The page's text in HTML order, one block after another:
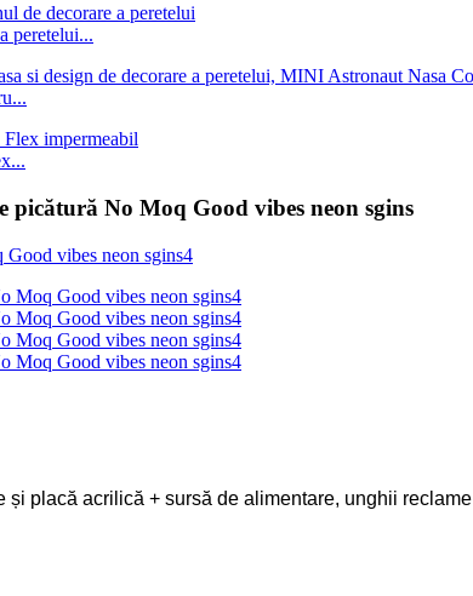
peretelui...
picătură No Moq Good vibes neon sgins
placă acrilică + sursă de alimentare, unghii reclame